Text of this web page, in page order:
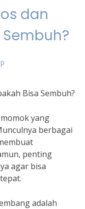
dan
Bisa Sembuh?
yang
berbagai
penting
agar bisa
adalah